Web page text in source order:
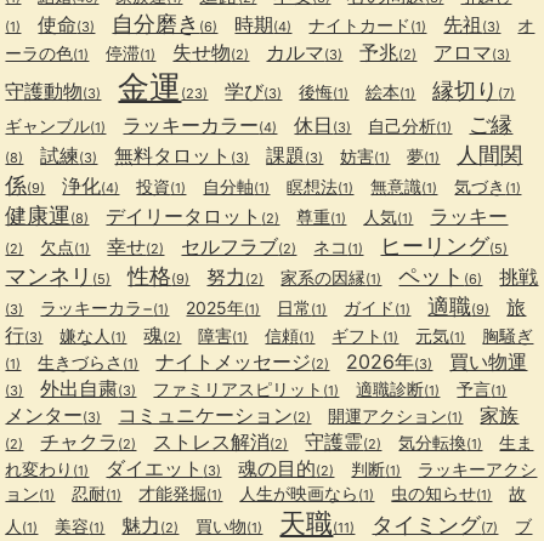
(1) 使命(3) 自分磨き (6) 時期(4) ナイトカード (1) 先祖 (3)
オ
ーラの色(1) 停滞(1) 失せ物(2) カルマ(3) 予兆(2) アロマ(3)
守護動物(3) 金運 (23) 学び(3) 後悔(1) 絵本(1) 縁切り (7)
ギャンブル(1) ラッキーカラー(4) 休日 (3) 自己分析(1) ご縁
(8) 試練(3) 無料タロット (3) 課題(3) 妨害(1) 夢(1)
人間関
係(9) 浄化(4) 投資(1) 自分軸(1) 瞑想法(1) 無意識(1) 気づき (1)
健康運(8) デイリータロット (2) 尊重(1) 人気(1) ラッキー
(2) 欠点(1) 幸せ(2) セルフラブ(2) ネコ (1) ヒーリング(5)
マンネリ (5) 性格(9) 努力 (2) 家系の因縁(1) ペット (6) 挑戦
(3) ラッキーカラ−(1) 2025年(1) 日常 (1) ガイド (1) 適職(9)
旅
行(3) 嫌な人 (1) 魂(2) 障害(1) 信頼(1) ギフト (1) 元気(1) 胸騒ぎ
(1) 生きづらさ (1) ナイトメッセージ(2) 2026年(3) 買い物運
(3) 外出自粛(3) ファミリアスピリット (1) 適職診断(1) 予言(1)
メンター(3) コミュニケーション(2) 開運アクション(1) 家族
(2) チャクラ (2) ストレス解消(2) 守護霊(2) 気分転換(1)
生ま
れ変わり (1) ダイエット (3) 魂の目的(2) 判断(1)
ラッキーアクシ
ョン(1) 忍耐(1) 才能発掘(1) 人生が映画なら (1) 虫の知らせ(1)
故
人 (1) 美容(1) 魅力 (2) 買い物(1) 天職(11) タイミング(7)
ブ